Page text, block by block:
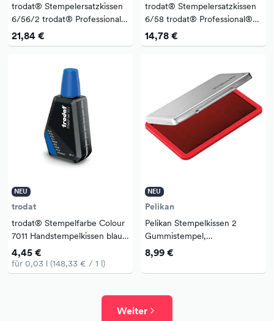
trodat® Stempelersatzkissen
6/56/2 trodat® Professional®
5460, 5460L 56 x 33 mm (B x
H) blau/rot 2 St./Pack.
21,84 €
trodat® Stempelersatzkissen
6/58 trodat® Professional®
5208, 5274, 5474, 5480,
5485, 55418, 55512 68 x 47
14,78 €
NEU
trodat
trodat® Stempelfarbe Colour
7011 Handstempelkissen blau
28ml
4,45 €
für 0,03 l (148,33 € / 1 l)
NEU
Pelikan
Pelikan Stempelkissen 2
Gummistempel,
Polymerstempel 110 x 70 mm
(B x H) rot
8,99 €
Weiter